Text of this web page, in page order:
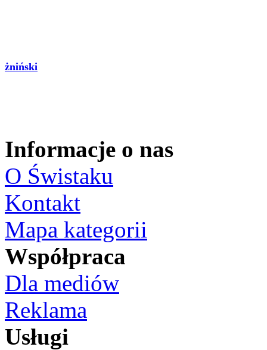
żniński
Informacje o nas
O Świstaku
Kontakt
Mapa kategorii
Współpraca
Dla mediów
Reklama
Usługi